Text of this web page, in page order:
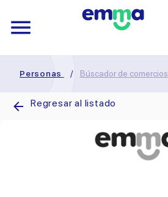
Personas / Búscador de comercios
Regresar al listado